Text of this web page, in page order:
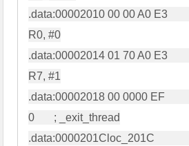
.data:00002010 00 00 A0 E3
R0, #0
.data:00002014 01 70 A0 E3
R7, #1
.data:00002018 00 0000 EF
0       ; _exit_thread
.data:0000201Cloc_201C